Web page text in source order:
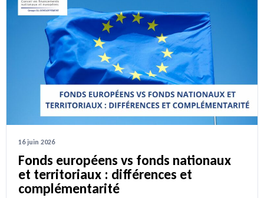
16 juin 2026
Fonds européens vs fonds nationaux
et territoriaux : différences et
complémentarité